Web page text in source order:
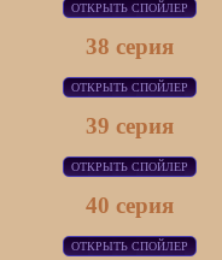
38 серия
39 серия
40 серия